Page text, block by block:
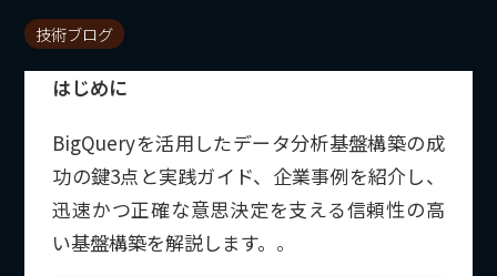
技術ブログ
はじめに
BigQueryを活用したデータ分析基盤構築の成
功の鍵3点と実践ガイド、企業事例を紹介し、
迅速かつ正確な意思決定を支える信頼性の高
い基盤構築を解説します。 。